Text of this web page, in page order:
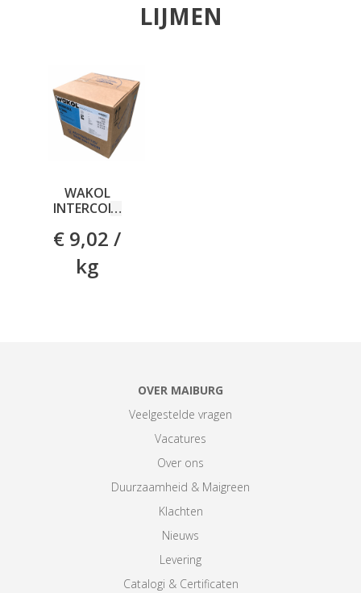
LIJMEN
WAKOL
INTERCOLL
NATUREL
10 KG
€ 9,02 /
kg
OVER MAIBURG
Veelgestelde vragen
Vacatures
Over ons
Duurzaamheid & Maigreen
Klachten
Nieuws
Levering
Catalogi & Certificaten